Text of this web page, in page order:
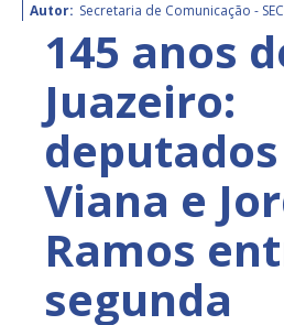
Autor: Secretaria de Comunicação -
145 anos
Juazeiro:
Viana e
Ramos
segunda